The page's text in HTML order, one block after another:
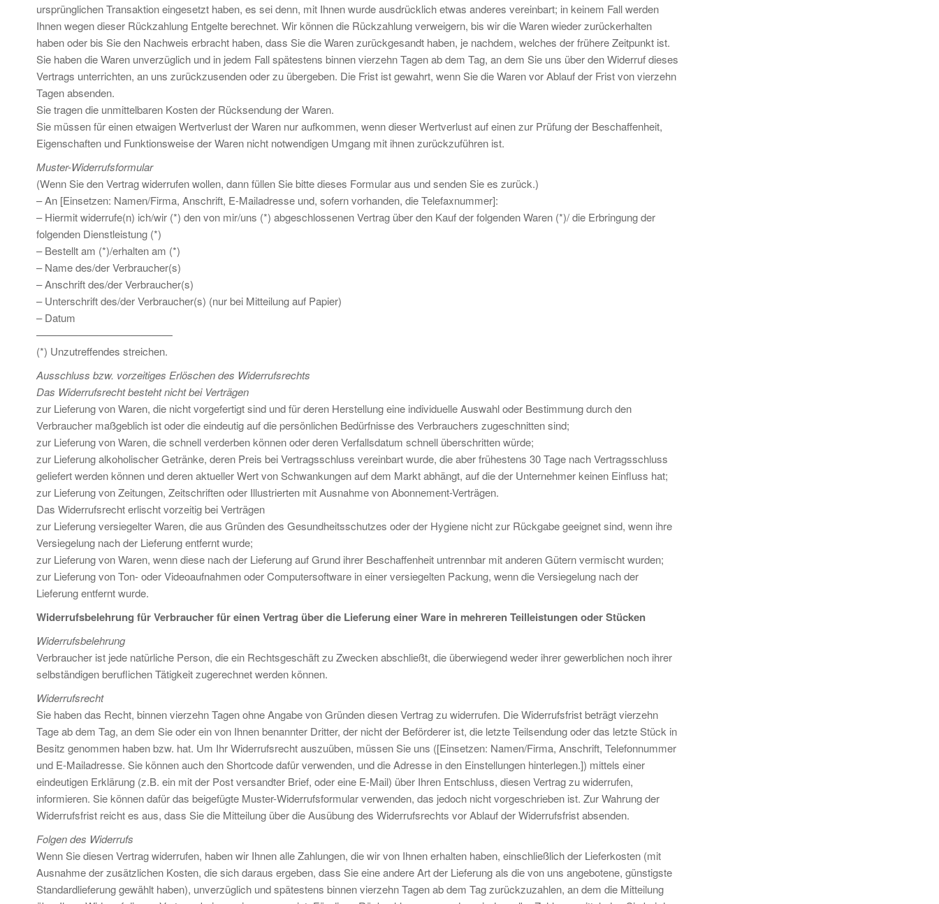
ursprünglichen Transaktion eingesetzt haben, es sei denn, mit Ihnen wurde ausdrücklich etwas anderes vereinbart; in keinem Fall werden
Ihnen wegen dieser Rückzahlung Entgelte berechnet. Wir können die Rückzahlung verweigern, bis wir die Waren wieder zurückerhalten
haben oder bis Sie den Nachweis erbracht haben, dass Sie die Waren zurückgesandt haben, je nachdem, welches der frühere Zeitpunkt ist.
Sie haben die Waren unverzüglich und in jedem Fall spätestens binnen vierzehn Tagen ab dem Tag, an dem Sie uns über den Widerruf dieses
Vertrags unterrichten, an uns zurückzusenden oder zu übergeben. Die Frist ist gewahrt, wenn Sie die Waren vor Ablauf der Frist von vierzehn
Tagen absenden.
Sie tragen die unmittelbaren Kosten der Rücksendung der Waren.
Sie müssen für einen etwaigen Wertverlust der Waren nur aufkommen, wenn dieser Wertverlust auf einen zur Prüfung der Beschaffenheit,
Eigenschaften und Funktionsweise der Waren nicht notwendigen Umgang mit ihnen zurückzuführen ist.
Muster-Widerrufsformular
(Wenn Sie den Vertrag widerrufen wollen, dann füllen Sie bitte dieses Formular aus und senden Sie es zurück.)
– An [Einsetzen: Namen/Firma, Anschrift, E-Mailadresse und, sofern vorhanden, die Telefaxnummer]:
– Hiermit widerrufe(n) ich/wir (*) den von mir/uns (*) abgeschlossenen Vertrag über den Kauf der folgenden Waren (*)/ die Erbringung der
folgenden Dienstleistung (*)
– Bestellt am (*)/erhalten am (*)
– Name des/der Verbraucher(s)
– Anschrift des/der Verbraucher(s)
– Unterschrift des/der Verbraucher(s) (nur bei Mitteilung auf Papier)
– Datum
—————————————
(*) Unzutreffendes streichen.
Ausschluss bzw. vorzeitiges Erlöschen des Widerrufsrechts
Das Widerrufsrecht besteht nicht bei Verträgen
zur Lieferung von Waren, die nicht vorgefertigt sind und für deren Herstellung eine individuelle Auswahl oder Bestimmung durch den
Verbraucher maßgeblich ist oder die eindeutig auf die persönlichen Bedürfnisse des Verbrauchers zugeschnitten sind;
zur Lieferung von Waren, die schnell verderben können oder deren Verfallsdatum schnell überschritten würde;
zur Lieferung alkoholischer Getränke, deren Preis bei Vertragsschluss vereinbart wurde, die aber frühestens 30 Tage nach Vertragsschluss
geliefert werden können und deren aktueller Wert von Schwankungen auf dem Markt abhängt, auf die der Unternehmer keinen Einfluss hat;
zur Lieferung von Zeitungen, Zeitschriften oder Illustrierten mit Ausnahme von Abonnement-Verträgen.
Das Widerrufsrecht erlischt vorzeitig bei Verträgen
zur Lieferung versiegelter Waren, die aus Gründen des Gesundheitsschutzes oder der Hygiene nicht zur Rückgabe geeignet sind, wenn ihre
Versiegelung nach der Lieferung entfernt wurde;
zur Lieferung von Waren, wenn diese nach der Lieferung auf Grund ihrer Beschaffenheit untrennbar mit anderen Gütern vermischt wurden;
zur Lieferung von Ton- oder Videoaufnahmen oder Computersoftware in einer versiegelten Packung, wenn die Versiegelung nach der
Lieferung entfernt wurde.
Widerrufsbelehrung für Verbraucher für einen Vertrag über die Lieferung einer Ware in mehreren Teilleistungen oder Stücken
Widerrufsbelehrung
Verbraucher ist jede natürliche Person, die ein Rechtsgeschäft zu Zwecken abschließt, die überwiegend weder ihrer gewerblichen noch ihrer
selbständigen beruflichen Tätigkeit zugerechnet werden können.
Widerrufsrecht
Sie haben das Recht, binnen vierzehn Tagen ohne Angabe von Gründen diesen Vertrag zu widerrufen. Die Widerrufsfrist beträgt vierzehn
Tage ab dem Tag, an dem Sie oder ein von Ihnen benannter Dritter, der nicht der Beförderer ist, die letzte Teilsendung oder das letzte Stück in
Besitz genommen haben bzw. hat. Um Ihr Widerrufsrecht auszuüben, müssen Sie uns ([Einsetzen: Namen/Firma, Anschrift, Telefonnummer
und E-Mailadresse. Sie können auch den Shortcode dafür verwenden, und die Adresse in den Einstellungen hinterlegen.]) mittels einer
eindeutigen Erklärung (z.B. ein mit der Post versandter Brief, oder eine E-Mail) über Ihren Entschluss, diesen Vertrag zu widerrufen,
informieren. Sie können dafür das beigefügte Muster-Widerrufsformular verwenden, das jedoch nicht vorgeschrieben ist. Zur Wahrung der
Widerrufsfrist reicht es aus, dass Sie die Mitteilung über die Ausübung des Widerrufsrechts vor Ablauf der Widerrufsfrist absenden.
Folgen des Widerrufs
Wenn Sie diesen Vertrag widerrufen, haben wir Ihnen alle Zahlungen, die wir von Ihnen erhalten haben, einschließlich der Lieferkosten (mit
Ausnahme der zusätzlichen Kosten, die sich daraus ergeben, dass Sie eine andere Art der Lieferung als die von uns angebotene, günstigste
Standardlieferung gewählt haben), unverzüglich und spätestens binnen vierzehn Tagen ab dem Tag zurückzuzahlen, an dem die Mitteilung